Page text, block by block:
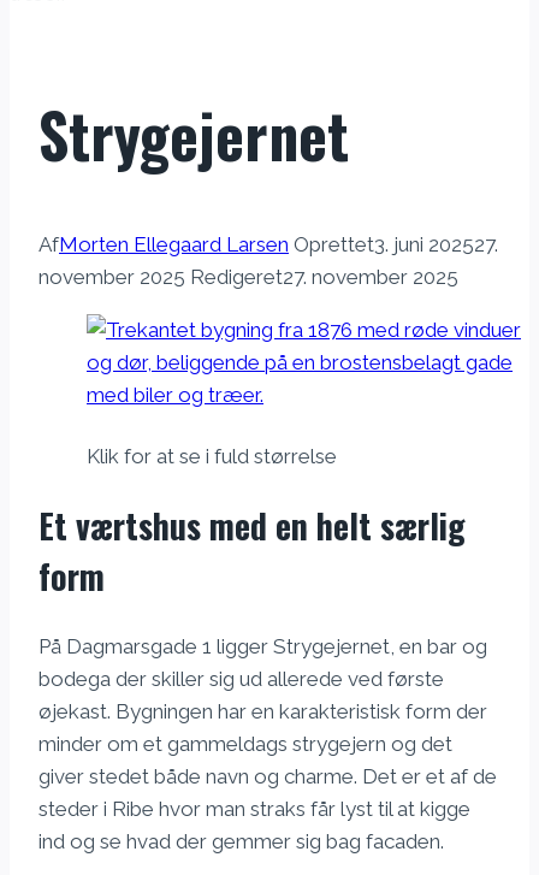
Strygejernet
AfMorten Ellegaard Larsen Oprettet3. juni 202527.
november 2025 Redigeret27. november 2025
Klik for at se i fuld størrelse
Et værtshus med en helt særlig
form
På Dagmarsgade 1 ligger Strygejernet, en bar og
bodega der skiller sig ud allerede ved første
øjekast. Bygningen har en karakteristisk form der
minder om et gammeldags strygejern og det
giver stedet både navn og charme. Det er et af de
steder i Ribe hvor man straks får lyst til at kigge
ind og se hvad der gemmer sig bag facaden.